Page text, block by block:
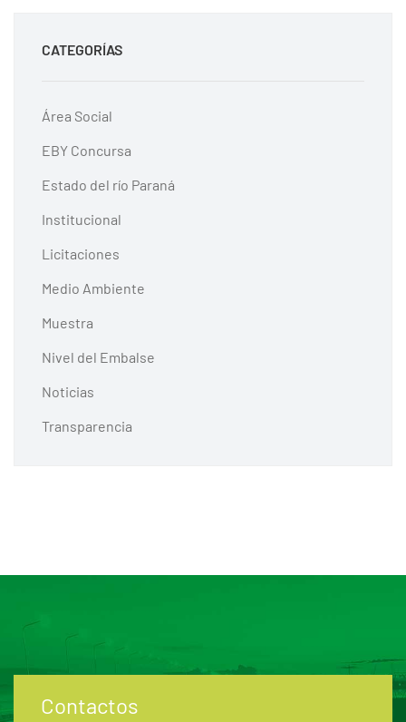
CATEGORÍAS
Área Social
EBY Concursa
Estado del río Paraná
Institucional
Licitaciones
Medio Ambiente
Muestra
Nivel del Embalse
Noticias
Transparencia
Contactos